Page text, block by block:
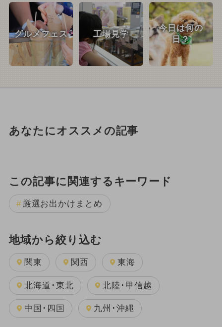
グルメフェス 工場見学
今日は何の
日？
あなたにオススメの記事
この記事に関連するキーワード
厳選お出かけまとめ
地域から絞り込む
関東 関西 東海
北海道･東北 北陸･甲信越
中国･四国 九州･沖縄